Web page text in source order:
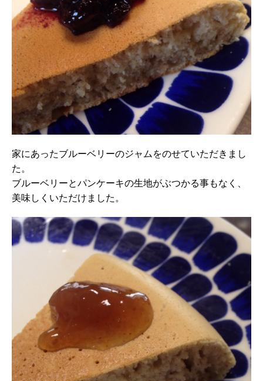
家にあったブルーベリーのジャムをのせていただきまし
た。
ブルーベリーとパンケーキの生地がぶつかる事もなく、
美味しくいただけました。